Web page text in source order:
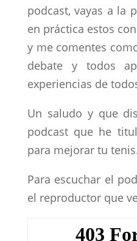
podcast, vayas a la
en práctica estos
y me comentes
debate y todos
experiencias de
Un saludo y que
podcast que he
para mejorar tu
Para escuchar el
el reproductor que